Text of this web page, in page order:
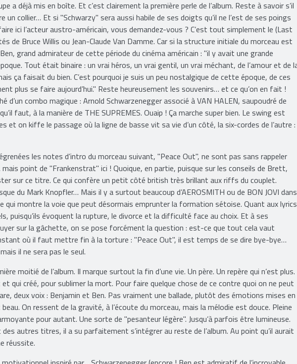
du côté de "Like A Rockstar" (sur le précédent album), "Nineties Action Movie" ne
a déjà mis en boîte. Et c’est clairement la première perle de l’album. Reste à savoir s’il
collier… Et si "Schwarzy" sera aussi habile de ses doigts qu’il ne l’est de ses poings
ici l’acteur austro-américain, vous demandez-vous ? C’est tout simplement le (Last
de Bruce Willis ou Jean-Claude Van Damme. Car si la structure initiale du morceau est
grand admirateur de cette période du cinéma américain : "il y avait une grande
Tout était binaire : un vrai héros, un vrai gentil, un vrai méchant, de l’amour et de la
ça faisait du bien. C’est pourquoi je suis un peu nostalgique de cette époque, de ces
plus se faire aujourd’hui." Reste heureusement les souvenirs… et ce qu’on en fait !
d’un combo magique : Arnold Schwarzenegger associé à VAN HALEN, saupoudré de
faut, à la manière de THE SUPREMES. Ouaip ! Ça marche super bien. Le swing est
et on kiffe le passage où la ligne de basse vit sa vie d’un côté, la six-cordes de l’autre :
les notes d’intro du morceau suivant, "Peace Out", ne sont pas sans rappeler
point de "Frankenstrat" ici ! Quoique, en partie, puisque sur les conseils de Brett,
sur ce titre. Ce qui confère un petit côté british très brillant aux riffs du couplet.
du Mark Knopfler… Mais il y a surtout beaucoup d’AEROSMITH ou de BON JOVI dans
qui montre la voie que peut désormais emprunter la formation sétoise. Quant aux lyrics,
puisqu’ils évoquent la rupture, le divorce et la difficulté face au choix. Et à ses
sur la gâchette, on se pose forcément la question : est-ce que tout cela vaut
où il faut mettre fin à la torture : "Peace Out", il est temps de se dire bye-bye…
moitié de l’album. Il marque surtout la fin d’une vie. Un père. Un repère qui n’est plus.
qui créé, pour sublimer la mort. Pour faire quelque chose de ce contre quoi on ne peut
deux voix : Benjamin et Ben. Pas vraiment une ballade, plutôt des émotions mises en
On ressent de la gravité, à l’écoute du morceau, mais la mélodie est douce. Pleine
pour autant. Une sorte de "pesanteur légère". Jusqu’à parfois être lumineuse.
autres titres, il a su parfaitement s’intégrer au reste de l’album. Au point qu’il aurait